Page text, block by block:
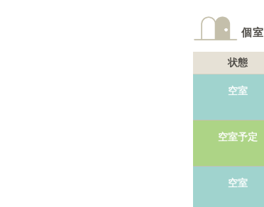
個室
状態
空室
空室予定
空室